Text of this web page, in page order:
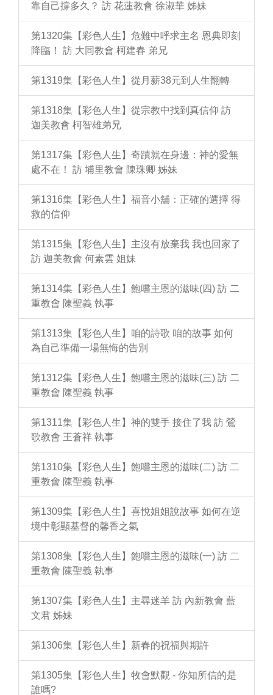
靠自己撐多久？ 訪 花蓮教會 徐淑華 姊妹
第1320集【彩色人生】危難中呼求主名 恩典即刻
降臨！ 訪 大同教會 柯建春 弟兄
第1319集【彩色人生】從月薪38元到人生翻轉
第1318集【彩色人生】從宗教中找到真信仰 訪
迦美教會 柯智雄弟兄
第1317集【彩色人生】奇蹟就在身邊：神的愛無
處不在！ 訪 埔里教會 陳珠卿 姊妹
第1316集【彩色人生】福音小舖：正確的選擇 得
救的信仰
第1315集【彩色人生】主沒有放棄我 我也回家了
訪 迦美教會 何素雲 姐妹
第1314集【彩色人生】飽嚐主恩的滋味(四) 訪 二
重教會 陳聖義 執事
第1313集【彩色人生】咱的詩歌 咱的故事 如何
為自己準備一場無悔的告別
第1312集【彩色人生】飽嚐主恩的滋味(三) 訪 二
重教會 陳聖義 執事
第1311集【彩色人生】神的雙手 接住了我 訪 鶯
歌教會 王蒼祥 執事
第1310集【彩色人生】飽嚐主恩的滋味(二) 訪 二
重教會 陳聖義 執事
第1309集【彩色人生】喜悅姐姐說故事 如何在逆
境中彰顯基督的馨香之氣
第1308集【彩色人生】飽嚐主恩的滋味(一) 訪 二
重教會 陳聖義 執事
第1307集【彩色人生】主尋迷羊 訪 內新教會 藍
文君 姊妹
第1306集【彩色人生】新春的祝福與期許
第1305集【彩色人生】牧會默觀 - 你知所信的是
誰嗎?